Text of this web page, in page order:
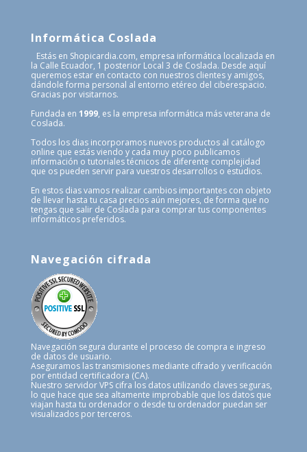
Informática Coslada
Estás en Shopicardia.com, empresa informática localizada en
la Calle Ecuador, 1 posterior Local 3 de Coslada. Desde aquí
queremos estar en contacto con nuestros clientes y amigos,
dándole forma personal al entorno etéreo del ciberespacio.
Gracias por visitarnos.
Fundada en 1999, es la empresa informática más veterana de
Coslada.
Todos los dias incorporamos nuevos productos al catálogo
online que estás viendo y cada muy poco publicamos
información o tutoriales técnicos de diferente complejidad
que os pueden servir para vuestros desarrollos o estudios.
En estos dias vamos realizar cambios importantes con objeto
de llevar hasta tu casa precios aún mejores, de forma que no
tengas que salir de Coslada para comprar tus componentes
informáticos preferidos.
Navegación cifrada
Navegación segura durante el proceso de compra e ingreso
de datos de usuario.
Aseguramos las transmisiones mediante cifrado y verificación
por entidad certificadora (CA).
Nuestro servidor VPS cifra los datos utilizando claves seguras,
lo que hace que sea altamente improbable que los datos que
viajan hasta tu ordenador o desde tu ordenador puedan ser
visualizados por terceros.